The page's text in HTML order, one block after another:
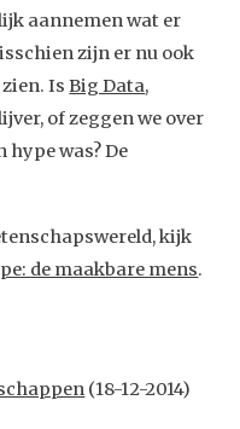
aannemen wat er
zijn er nu ook
zien. IsBig Data,
of zeggen we over
hype was? De
kijk
de maakbare mens.
(18-12-2014)